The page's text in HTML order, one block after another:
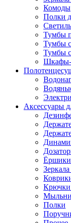
Комоды
Полки
Тумбы
Тумбы
Тумбы
Шкафы-
Аксессуары
Ёршики
Крючки
Полки